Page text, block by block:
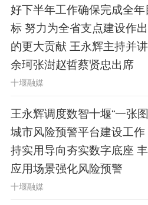
境治理和水源地保护
续北上。
市委常委、市委
原创
好下半年工作确保完成全年
标 努力为全省支点建设作
的更大贡献 王永辉主持并
余珂张澍赵哲蔡贤忠出席
十堰融媒
王永辉调度数智十堰“一张图
城市风险预警平台建设工作
持实用导向夯实数字底座
应用场景强化风险预警
十堰融媒